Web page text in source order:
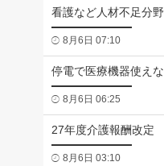
看護など人材不足分
8月6日 07:10
停電で医療機器使え
8月6日 06:25
27年度介護報酬改定
8月6日 03:10